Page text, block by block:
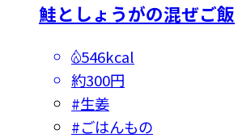
鮭としょうがの混ぜご飯
546kcal
約300円
#生姜
#ごはんもの